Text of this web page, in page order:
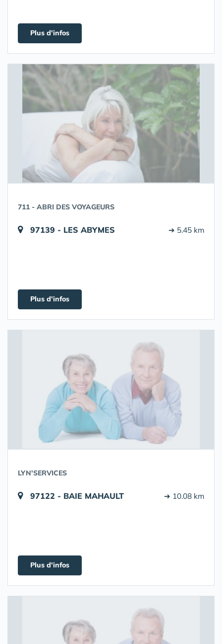
Plus d'infos
711 - ABRI DES VOYAGEURS
97139 - LES ABYMES ➔ 5.45 km
Plus d'infos
LYN'SERVICES
97122 - BAIE MAHAULT ➔ 10.08 km
Plus d'infos